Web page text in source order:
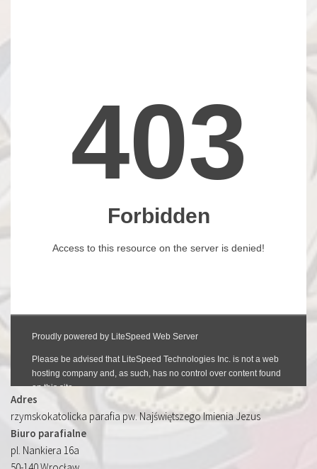
Adres
rzymskokatolicka parafia pw. Najświętszego Imienia Jezus
Biuro parafialne
pl. Nankiera 16a